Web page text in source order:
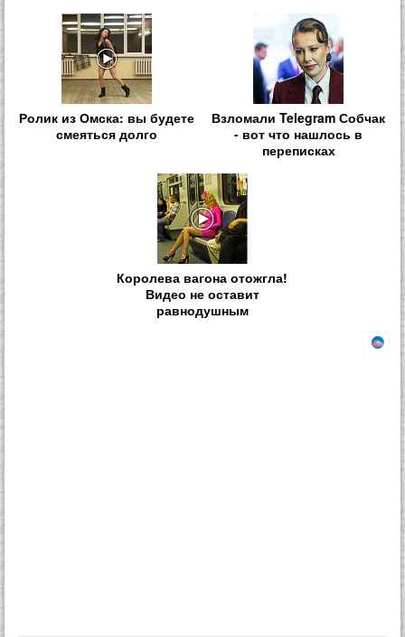
Ролик из Омска: вы будете
смеяться долго
Взломали Telegram Собчак
- вот что нашлось в
переписках
Королева вагона отожгла!
Видео не оставит
равнодушным